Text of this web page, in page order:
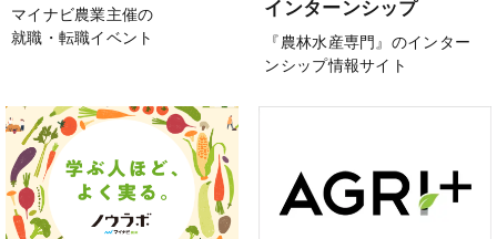
マイナビ農業主催の
就職・転職イベント
インターンシップ
『農林水産専門』のインター
ンシップ情報サイト